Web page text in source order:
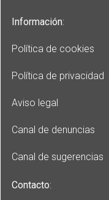
Información:
Política de cookies
Política de privacidad
Aviso legal
Canal de denuncias
Canal de sugerencias
Contacto: